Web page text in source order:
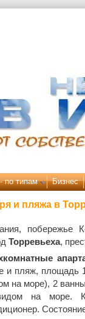
по типам Бизнес
и пляжа в
побережье
Торревьеха,
и пляж, площадь
на море), 2
на море.